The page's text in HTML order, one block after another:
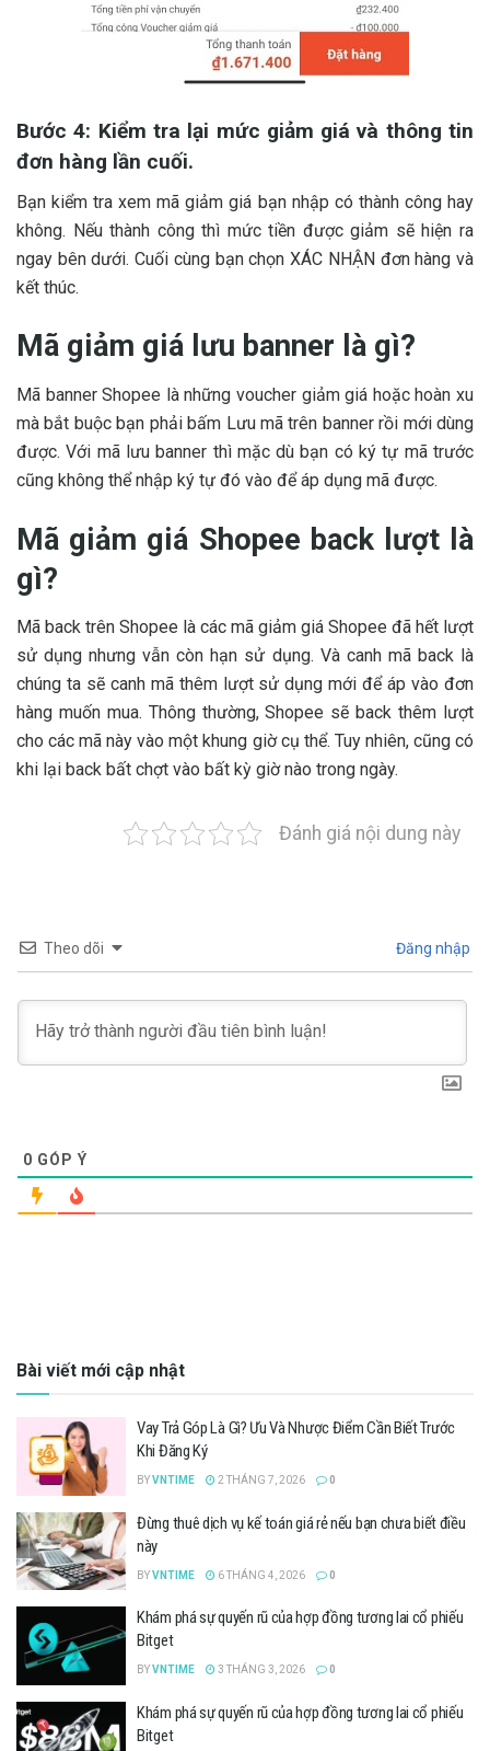
Bước 4: Kiểm tra lại mức giảm giá và thông tin
đơn hàng lần cuối.
Bạn kiểm tra xem mã giảm giá bạn nhập có thành công hay
không. Nếu thành công thì mức tiền được giảm sẽ hiện ra
ngay bên dưới. Cuối cùng bạn chọn XÁC NHẬN đơn hàng và
kết thúc.
Mã giảm giá lưu banner là gì?
Mã banner Shopee là những voucher giảm giá hoặc hoàn xu
mà bắt buộc bạn phải bấm Lưu mã trên banner rồi mới dùng
được. Với mã lưu banner thì mặc dù bạn có ký tự mã trước
cũng không thể nhập ký tự đó vào để áp dụng mã được.
Mã giảm giá Shopee back lượt là
gì?
Mã back trên Shopee là các mã giảm giá Shopee đã hết lượt
sử dụng nhưng vẫn còn hạn sử dụng. Và canh mã back là
chúng ta sẽ canh mã thêm lượt sử dụng mới để áp vào đơn
hàng muốn mua. Thông thường, Shopee sẽ back thêm lượt
cho các mã này vào một khung giờ cụ thể. Tuy nhiên, cũng có
khi lại back bất chợt vào bất kỳ giờ nào trong ngày.
Đánh giá nội dung này
Theo dõi Đăng nhập
0 GÓP Ý
Bài viết mới cập nhật
Vay Trả Góp Là Gì? Ưu Và Nhược Điểm Cần Biết Trước
Khi Đăng Ký
BYVNTIME 2 THÁNG 7, 2026 0
Đừng thuê dịch vụ kế toán giá rẻ nếu bạn chưa biết điều
này
BYVNTIME 6 THÁNG 4, 2026 0
Khám phá sự quyến rũ của hợp đồng tương lai cổ phiếu
Bitget
BYVNTIME 3 THÁNG 3, 2026 0
Khám phá sự quyến rũ của hợp đồng tương lai cổ phiếu
Bitget